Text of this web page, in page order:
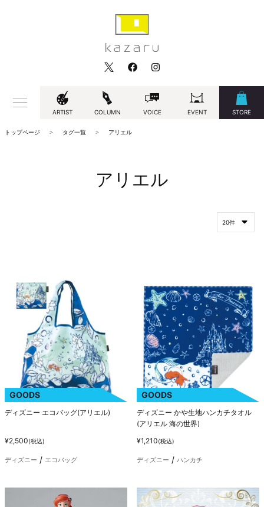
ARTIST COLUMN VOICE EVENT STORE
トップページ タグ一覧 アリエル
アリエル
GOODS
ディズニー エコバッグ(アリエル)
¥2,500(税込)
ディズニー エコバッグ
GOODS
ディズニー かや生地ハンカチタオル
(アリエル 海の世界)
¥1,210(税込)
ディズニー ハンカチ